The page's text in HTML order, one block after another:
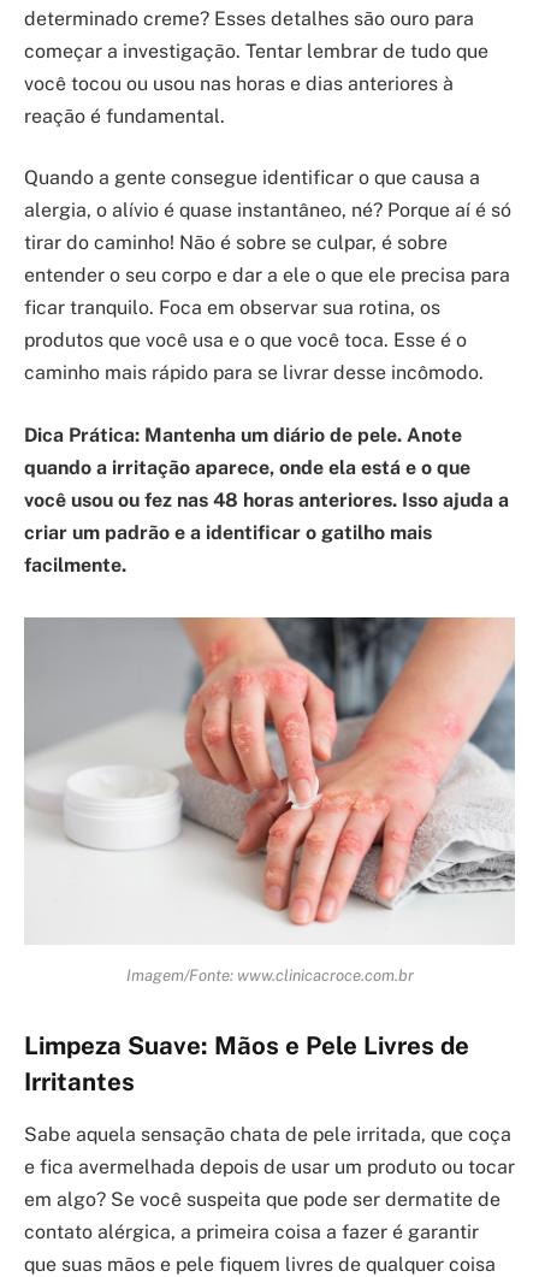
determinado creme? Esses detalhes são ouro para
começar a investigação. Tentar lembrar de tudo que
você tocou ou usou nas horas e dias anteriores à
reação é fundamental.
Quando a gente consegue identificar o que causa a
alergia, o alívio é quase instantâneo, né? Porque aí é só
tirar do caminho! Não é sobre se culpar, é sobre
entender o seu corpo e dar a ele o que ele precisa para
ficar tranquilo. Foca em observar sua rotina, os
produtos que você usa e o que você toca. Esse é o
caminho mais rápido para se livrar desse incômodo.
Dica Prática: Mantenha um diário de pele. Anote
quando a irritação aparece, onde ela está e o que
você usou ou fez nas 48 horas anteriores. Isso ajuda a
criar um padrão e a identificar o gatilho mais
facilmente.
Imagem/Fonte: www.clinicacroce.com.br
Limpeza Suave: Mãos e Pele Livres de
Irritantes
Sabe aquela sensação chata de pele irritada, que coça
e fica avermelhada depois de usar um produto ou tocar
em algo? Se você suspeita que pode ser dermatite de
contato alérgica, a primeira coisa a fazer é garantir
que suas mãos e pele fiquem livres de qualquer coisa